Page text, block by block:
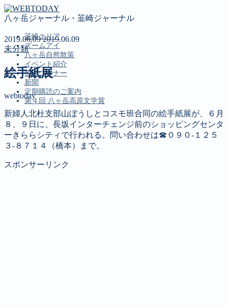
八ヶ岳ジャーナル・韮崎ジャーナル
韮崎エリア
ズームアイ
八ヶ岳自然散策
イベント紹介
投稿コーナー
新聞
定期購読のご案内
第４回 八ヶ岳高原文学賞
MENU
韮崎エリア
八ヶ岳自然散策
2019.06.092019.06.09
未分類
絵手紙展
webtoday
新婦人北杜支部山ぼうしとコスモ班合同の絵手紙展が、６月
８、９日に、長坂インターチェンジ前のショッピングセンタ
ーきららシティで行われる。問い合わせは☎０９０‐１２５
３‐８７１４（橋本）まで。
スポンサーリンク